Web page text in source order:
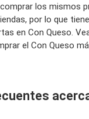
los mismos
por lo que
en Con Queso.
el Con Queso